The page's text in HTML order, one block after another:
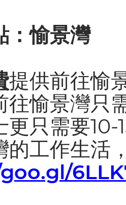
：愉景灣
提供前往愉
往愉景灣只
更只需要
的工作生活